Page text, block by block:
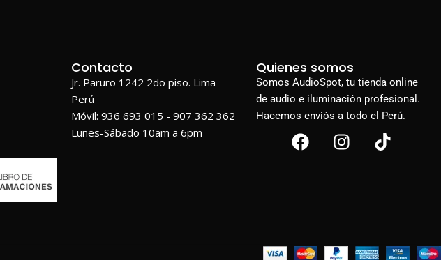
Contacto
Jr. Paruro 1242 2do piso. Lima-
Perú
Móvil: 936 693 015 - 907 362 362
Lunes-Sábado 10am a 6pm
Quienes somos
Somos AudioSpot, tu tienda online
de audio e iluminación profesional.
Hacemos enviós a todo el Perú.